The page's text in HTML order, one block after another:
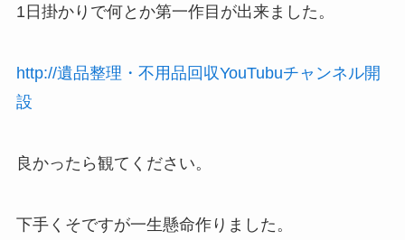
1日掛かりで何とか第一作目が出来ました。
http://遺品整理・不用品回収YouTubuチャンネル開
設
良かったら観てください。
下手くそですが一生懸命作りました。